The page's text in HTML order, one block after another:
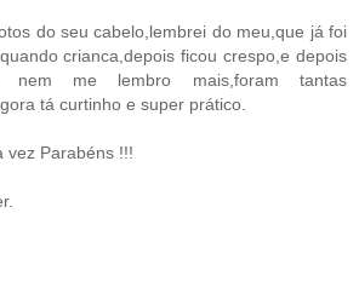
do seu cabelo,lembrei do meu,que já foi
crianca,depois ficou crespo,e depois
nem me lembro mais,foram tantas
tá curtinho e super prático.
vez Parabéns !!!